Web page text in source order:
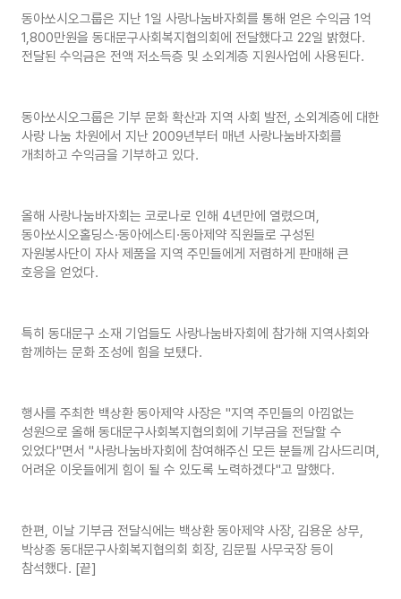
동아쏘시오그룹은 지난 1일 사랑나눔바자회를 통해 얻은 수익금 1억
1,800만원을 동대문구사회복지협의회에 전달했다고 22일 밝혔다.
전달된 수익금은 전액 저소득층 및 소외계층 지원사업에 사용된다.
동아쏘시오그룹은 기부 문화 확산과 지역 사회 발전, 소외계층에 대한
사랑 나눔 차원에서 지난 2009년부터 매년 사랑나눔바자회를
개최하고 수익금을 기부하고 있다.
올해 사랑나눔바자회는 코로나로 인해 4년만에 열렸으며,
동아쏘시오홀딩스·동아에스티·동아제약 직원들로 구성된
자원봉사단이 자사 제품을 지역 주민들에게 저렴하게 판매해 큰
호응을 얻었다.
특히 동대문구 소재 기업들도 사랑나눔바자회에 참가해 지역사회와
함께하는 문화 조성에 힘을 보탰다.
행사를 주최한 백상환 동아제약 사장은 "지역 주민들의 아낌없는
성원으로 올해 동대문구사회복지협의회에 기부금을 전달할 수
있었다"면서 "사랑나눔바자회에 참여해주신 모든 분들께 감사드리며,
어려운 이웃들에게 힘이 될 수 있도록 노력하겠다"고 말했다.
한편, 이날 기부금 전달식에는 백상환 동아제약 사장, 김용운 상무,
박상종 동대문구사회복지협의회 회장, 김문필 사무국장 등이
참석했다. [끝]